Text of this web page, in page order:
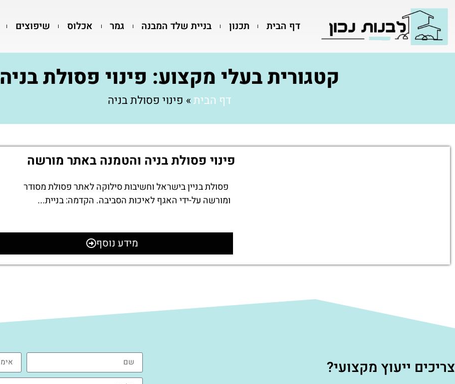
דף הבית תכנון בניית שלד המבנה גמר אכלוס שיפוצים
קטגורית בעלי מקצוע: פינוי פסולת בניה
דף הבית» פינוי פסולת בניה
פינוי פסולת בניה והטמנה באתר מורשה
פסולת בניין בישראל וחשיבות סילוקה לאתר פסולת מסודר
ומורשה על-ידי האגף לאיכות הסביבה. הקדמה: בניית...
מידע נוסף
צריכים ייעוץ מקצועי?